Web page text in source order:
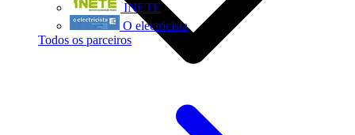
INETE
O electricista
Todos os parceiros